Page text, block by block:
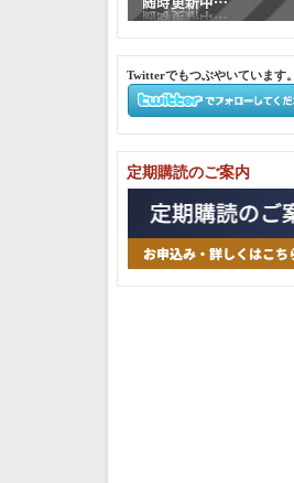
Twitterでもつぶやいています。
定期購読のご案内